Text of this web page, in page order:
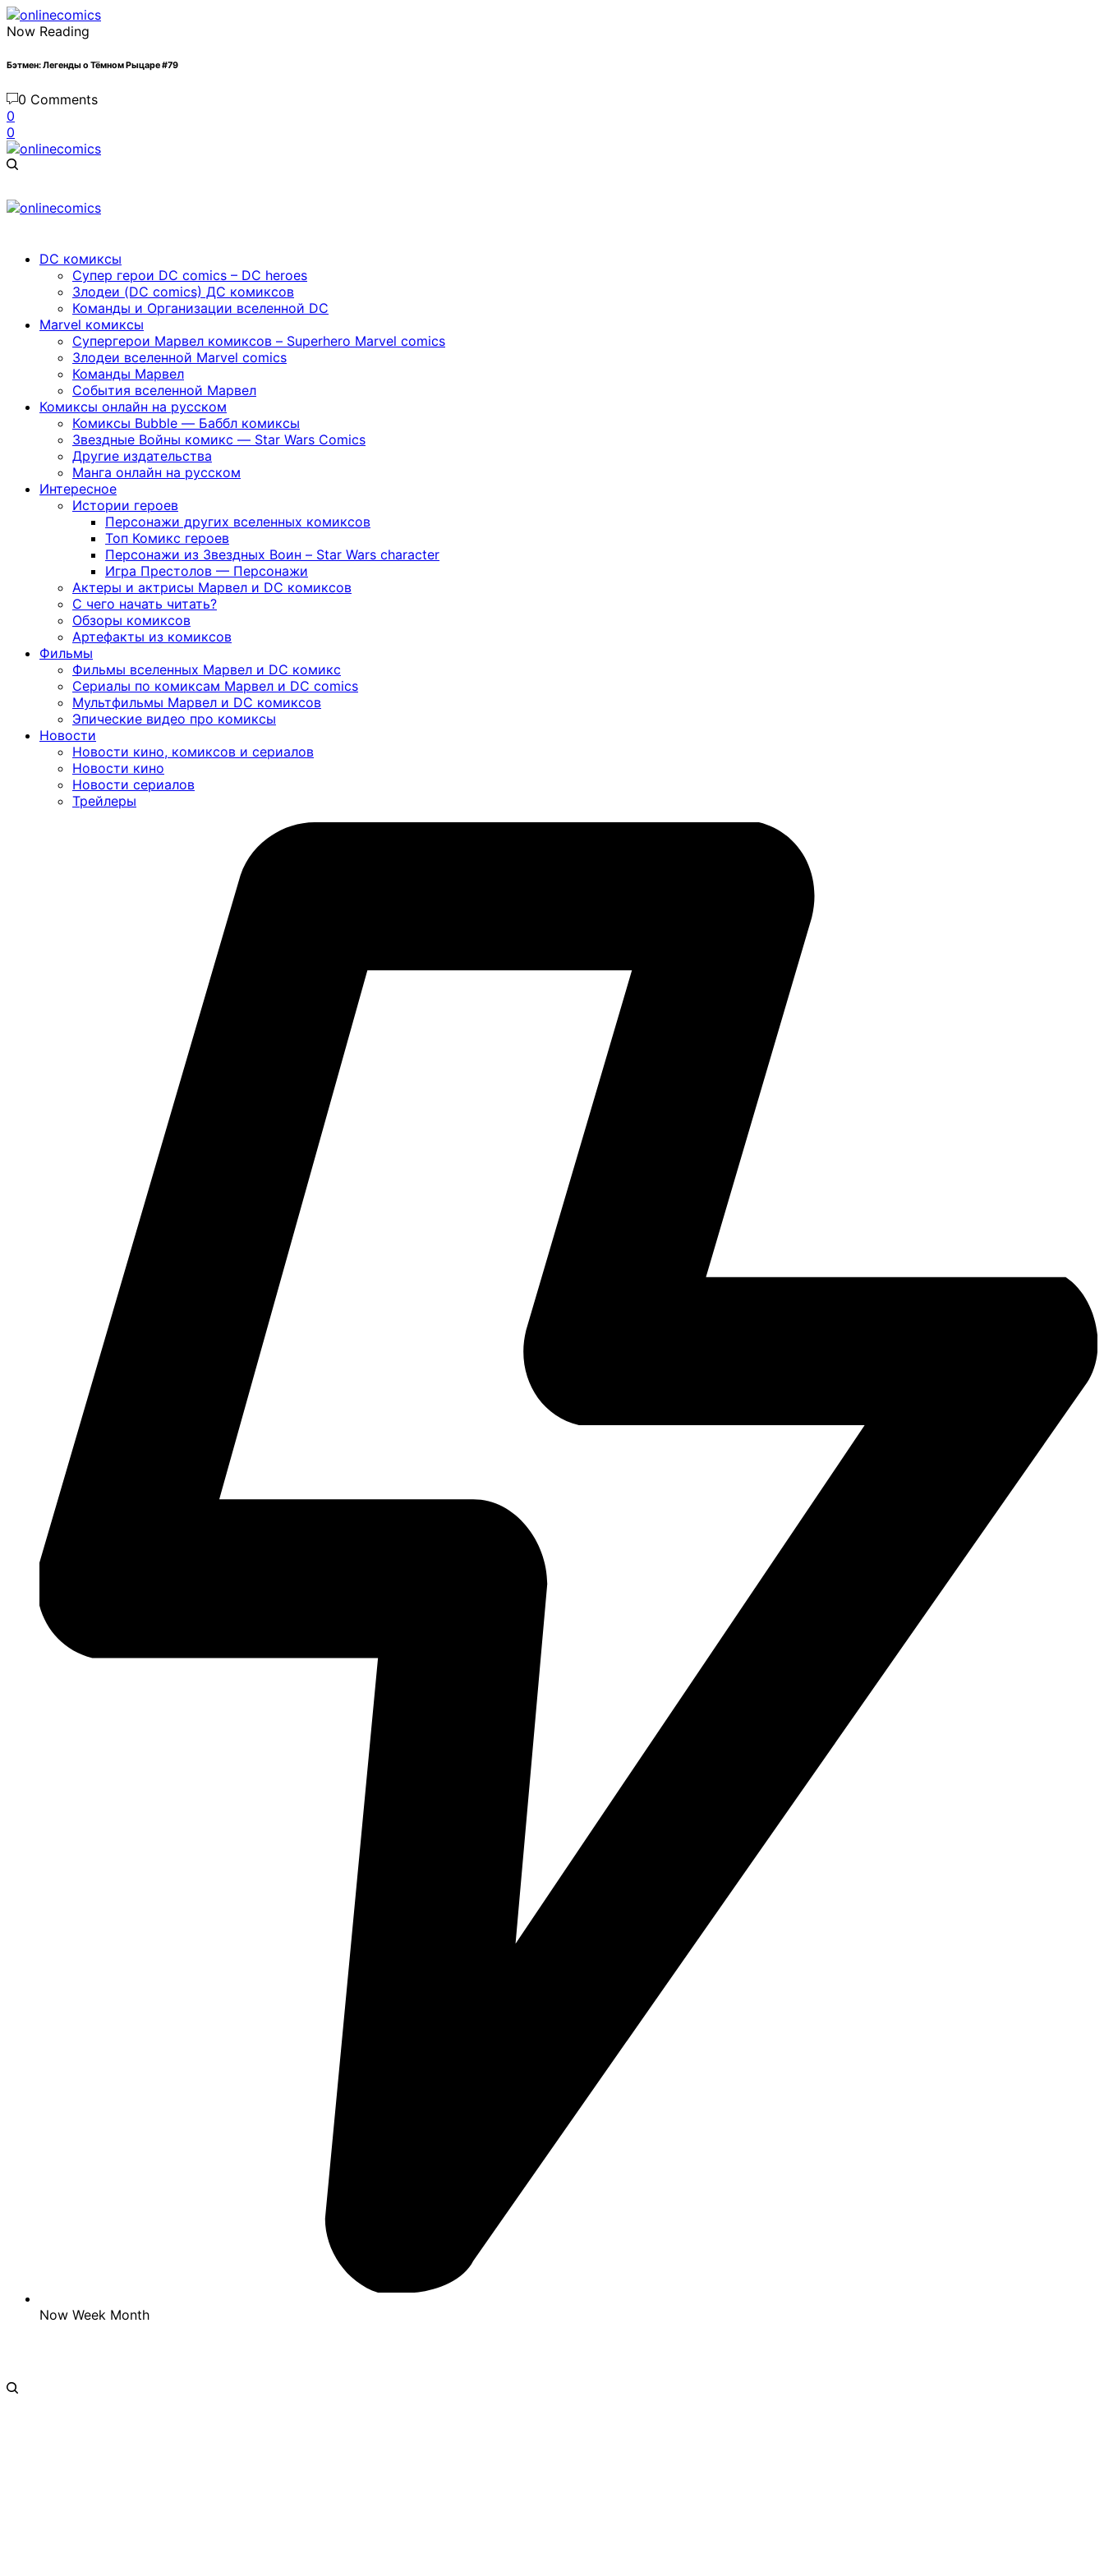
Now Reading
Бэтмен: Легенды о Тёмном Рыцаре #79
0 Comments
0
0
DC комиксы
Cупер герои DC comics – DC heroes
Злодеи (DC comics) ДС комиксов
Команды и Организации вселенной DC
Marvel комиксы
Cупергерои Марвел комиксов – Superhero Marvel comics
Злодеи вселенной Marvel comics
Команды Марвел
События вселенной Марвел
Комиксы онлайн на русском
Комиксы Bubble — Баббл комиксы
Звездные Войны комикс — Star Wars Comics
Другие издательства
Манга онлайн на русском
Интересное
Истории героев
Персонажи других вселенных комиксов
Топ Комикс героев
Персонажи из Звездных Воин – Star Wars character
Игра Престолов — Персонажи
Актеры и актрисы Марвел и DC комиксов
С чего начать читать?
Обзоры комиксов
Артефакты из комиксов
Фильмы
Фильмы вселенных Марвел и DC комикс
Сериалы по комиксам Марвел и DC comics
Мультфильмы Марвел и DC комиксов
Эпические видео про комиксы
Новости
Новости кино, комиксов и сериалов
Новости кино
Новости сериалов
Трейлеры
Now Week Month